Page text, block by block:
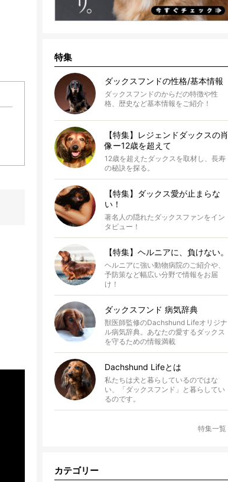
特集
ダックスフンドの性格/基本情報
ダックスフンドのからだの特徴や性
格、歴史など基本情報をご紹介！
【特集】レジェンドダックスの肖
像ー12歳を超えて
12歳を超えたダックスを取材し、長寿
の秘訣を探る。
【特集】ダックス愛が止まらな
い！
著名人の隠れたダックスファンをイン
タビュー！
【特集】ヘルニアに、負けない。
ヘルニアに強い動物病院のご紹介や、
予防策など幅広い分野で情報をお届
け！
ダックスフンド 病気辞典
獣医師監修のDachshund Lifeオリジナ
ル病気辞典。あなたの愛するダックス
を守るための情報満載
Dachshund Lifeとは
私たちは犬と暮らしているのではな
い、「ダックスフンド」と暮らしてい
るのです。
特集一覧
カテゴリー